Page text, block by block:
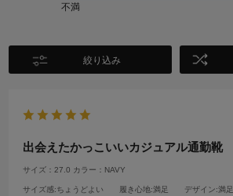
不満
絞り込み
出会えたかっこいいカジュアル通勤靴
サイズ：27.0 カラー：NAVY
サイズ感:ちょうどよい 履き心地:満足 デザイン:満足